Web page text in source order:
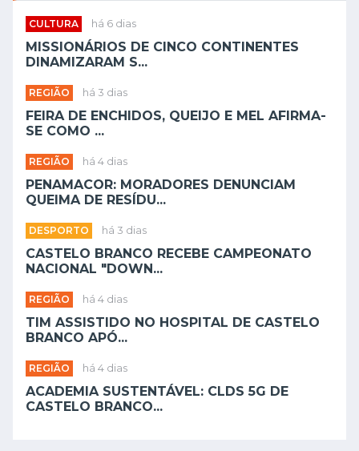
CULTURA há 6 dias
MISSIONÁRIOS DE CINCO CONTINENTES
DINAMIZARAM S...
REGIÃO há 3 dias
FEIRA DE ENCHIDOS, QUEIJO E MEL AFIRMA-
SE COMO ...
REGIÃO há 4 dias
PENAMACOR: MORADORES DENUNCIAM
QUEIMA DE RESÍDU...
DESPORTO há 3 dias
CASTELO BRANCO RECEBE CAMPEONATO
NACIONAL "DOWN...
REGIÃO há 4 dias
TIM ASSISTIDO NO HOSPITAL DE CASTELO
BRANCO APÓ...
REGIÃO há 4 dias
ACADEMIA SUSTENTÁVEL: CLDS 5G DE
CASTELO BRANCO...